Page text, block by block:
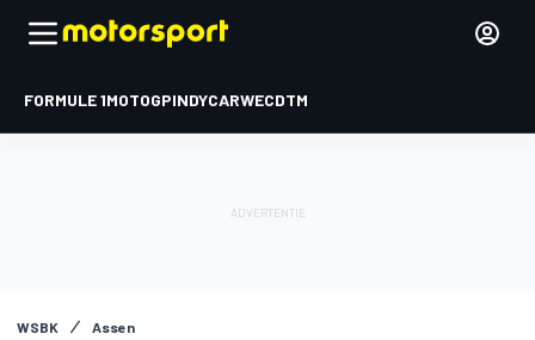
FORMULE 1MOTOGPINDYCARWECDTM
WSBK Assen